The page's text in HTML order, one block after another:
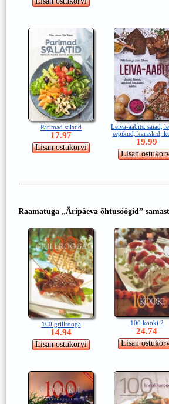
Parimad salatid
17.97
Leiva-aabits: saiad,
sepikud, karaskid,
19.99
Raamatuga „Äripäeva õhtusöögid”
100 grillrooga
14.94
100 kooki 2
24.74